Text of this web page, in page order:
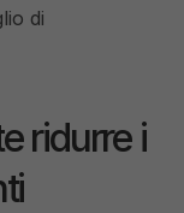
di
ridurre i